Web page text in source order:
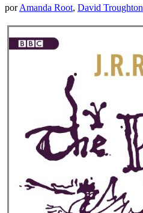
porAmanda Root, David Troughton